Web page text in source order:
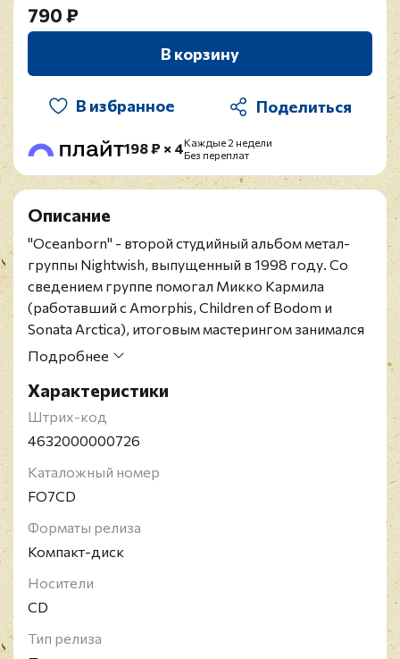
790 ₽
В корзину
В избранное
198 ₽ × 4Каждые 2 недели
Без переплат
Описание
"Oceanborn" - второй студийный альбом метал-
группы Nightwish, выпущенный в 1998 году. Со
сведением группе помогал Микко Кармила
(работавший с Amorphis, Children of Bodom и
Sonata Arctica), итоговым мастерингом занимался
Мика Юссила из Finnvox Studios (Apocalyptica,
Российское повторное издание 2025 года на CD.
Содержит 12-страничный буклет.
Nightwish - финская symphonic metal группа,
Nightwish более 20 синглов, несколько
компиляций и EP, шесть концертных релизов и
десять полноформатных альбомов.
Подробнее
Характеристики
Штрих-код
4632000000726
Каталожный номер
FO7CD
Форматы релиза
Компакт-диск
Носители
CD
Тип релиза